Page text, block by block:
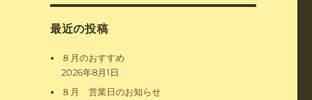
最近の投稿
８月のおすすめ
2026年8月1日
８月 営業日のお知らせ